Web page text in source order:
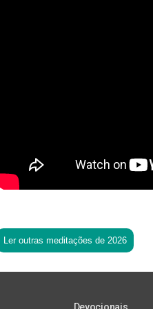
Ler outras meditações de 2026